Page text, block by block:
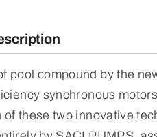
pool compound by the
synchronous
of these two innovative